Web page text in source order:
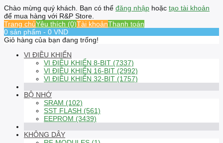
Chào mừng quý khách. Bạn có thể đăng nhập hoặc tạo tài khoản
để mua hàng với R&P Store.
Trang chủYêu thích (0)Tài khoảnThanh toán
0 sản phẩm - 0 VND
Giỏ hàng của bạn đang trống!
VI ĐIỀU KHIỂN
VI ĐIỀU KHIỂN 8-BIT (7337)
VI ĐIỀU KHIỂN 16-BIT (2992)
VI ĐIỀU KHIỂN 32-BIT (1757)
BỘ NHỚ
SRAM (102)
SST FLASH (561)
EEPROM (3439)
KHÔNG DÂY